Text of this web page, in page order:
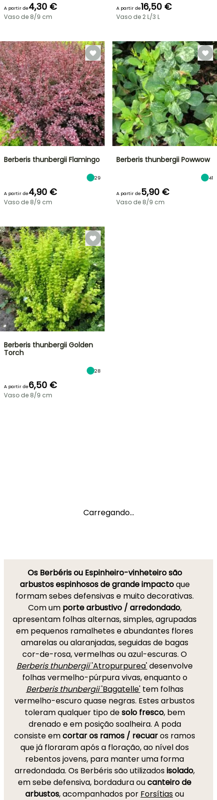
A partir de4,30 €
Vaso de 8/9 cm
A partir de16,50 €
Vaso de 2 L/3 L
Berberis thunbergii Flamingo
29
A partir de4,90 €
Vaso de 8/9 cm
Berberis thunbergii Powwow
41
A partir de5,90 €
Vaso de 8/9 cm
Berberis thunbergii Golden
Torch
28
A partir de6,50 €
Vaso de 8/9 cm
Carregando...
Os Berbéris ou Espinheiro-vinheteiro são
arbustos espinhosos de grande impactoque
formam sebes defensivas e muito decorativas.
Com um porte arbustivo / arredondado,
apresentam folhas alternas, simples, agrupadas
em pequenos ramalhetes e abundantes flores
amarelas ou alaranjadas, seguidas de bagas
cor-de-rosa, vermelhas ou azul-escuras. O
Berberis thunbergii'Atropurpurea'desenvolve
folhas vermelho-púrpura vivas, enquanto o
Berberis thunbergii'Bagatelle'tem folhas
vermelho-escuro quase negras. Estes arbustos
toleram qualquer tipo desolo fresco, bem
drenado e em posição soalheira. A poda
consiste emcortar os ramos / recuaros ramos
que já floraram após a floração, ao nível dos
rebentos jovens, para manter uma forma
arredondada. Os Berbéris são utilizadosisolado,
em sebe defensiva, bordadura oucanteiro de
arbustos, acompanhados por Forsítiasou